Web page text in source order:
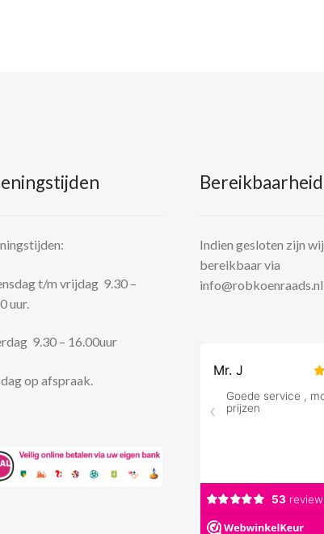
t/m vrijdag 9.30 –
uur.
9.30 – 16.00uur
op afspraak.
Bereikbaarheid
Indien gesloten zijn wij
bereikbaar via
info@robkoenraads.nl